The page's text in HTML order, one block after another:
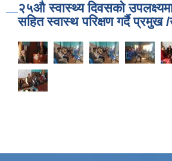
२५औ स्वास्थ्य दिवसको
सहित स्वास्थ परिक्षण गर्दै